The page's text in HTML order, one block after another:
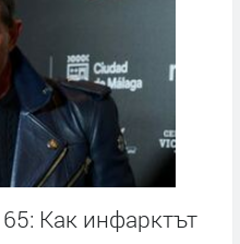
Как инфарктът